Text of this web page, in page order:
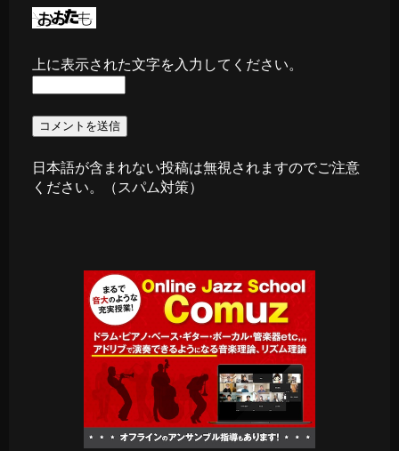
上に表示された文字を入力してください。
日本語が含まれない投稿は無視されますのでご注意
ください。（スパム対策）